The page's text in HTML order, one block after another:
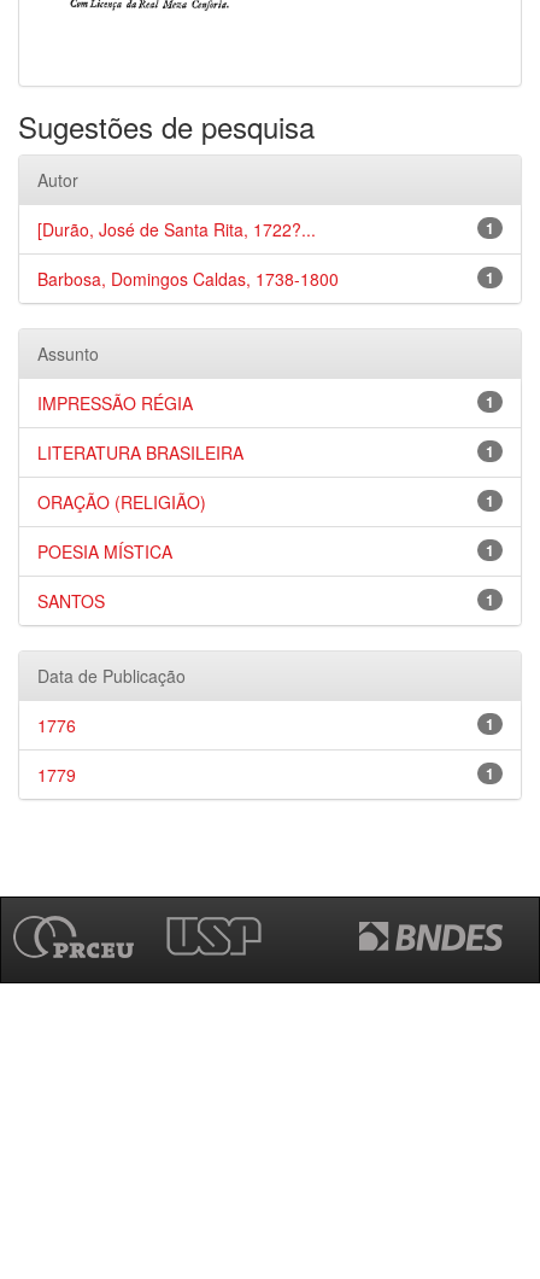
Sugestões de pesquisa
Autor
1
[Durão, José de Santa Rita, 1722?...
1
Barbosa, Domingos Caldas, 1738-1800
Assunto
1
IMPRESSÃO RÉGIA
1
LITERATURA BRASILEIRA
1
ORAÇÃO (RELIGIÃO)
1
POESIA MÍSTICA
1
SANTOS
Data de Publicação
1
1776
1
1779